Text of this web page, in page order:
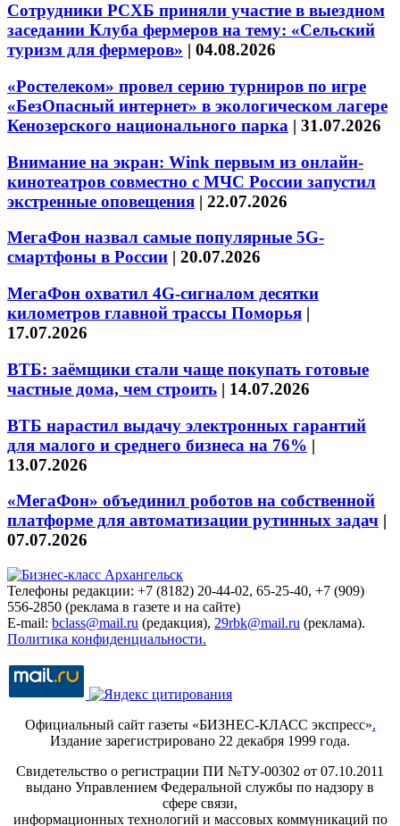
Сотрудники РСХБ приняли участие в выездном
заседании Клуба фермеров на тему: «Сельский
туризм для фермеров» | 04.08.2026
«Ростелеком» провел серию турниров по игре
«БезОпасный интернет» в экологическом лагере
Кенозерского национального парка | 31.07.2026
Внимание на экран: Wink первым из онлайн-
кинотеатров совместно с МЧС России запустил
экстренные оповещения | 22.07.2026
МегаФон назвал самые популярные 5G-
смартфоны в России | 20.07.2026
МегаФон охватил 4G-сигналом десятки
километров главной трассы Поморья |
17.07.2026
ВТБ: заёмщики стали чаще покупать готовые
частные дома, чем строить | 14.07.2026
ВТБ нарастил выдачу электронных гарантий
для малого и среднего бизнеса на 76% |
13.07.2026
«МегаФон» объединил роботов на собственной
платформе для автоматизации рутинных задач |
07.07.2026
Телефоны редакции: +7 (8182) 20-44-02, 65-25-40, +7 (909)
556-2850 (реклама в газете и на сайте)
E-mail: bclass@mail.ru (редакция), 29rbk@mail.ru (реклама).
Политика конфиденциальности.
Официальный сайт газеты «БИЗНЕС-КЛАСС экспресс».
Издание зарегистрировано 22 декабря 1999 года.
Свидетельство о регистрации ПИ №ТУ-00302 от 07.10.2011
выдано Управлением Федеральной службы по надзору в
сфере связи,
информационных технологий и массовых коммуникаций по